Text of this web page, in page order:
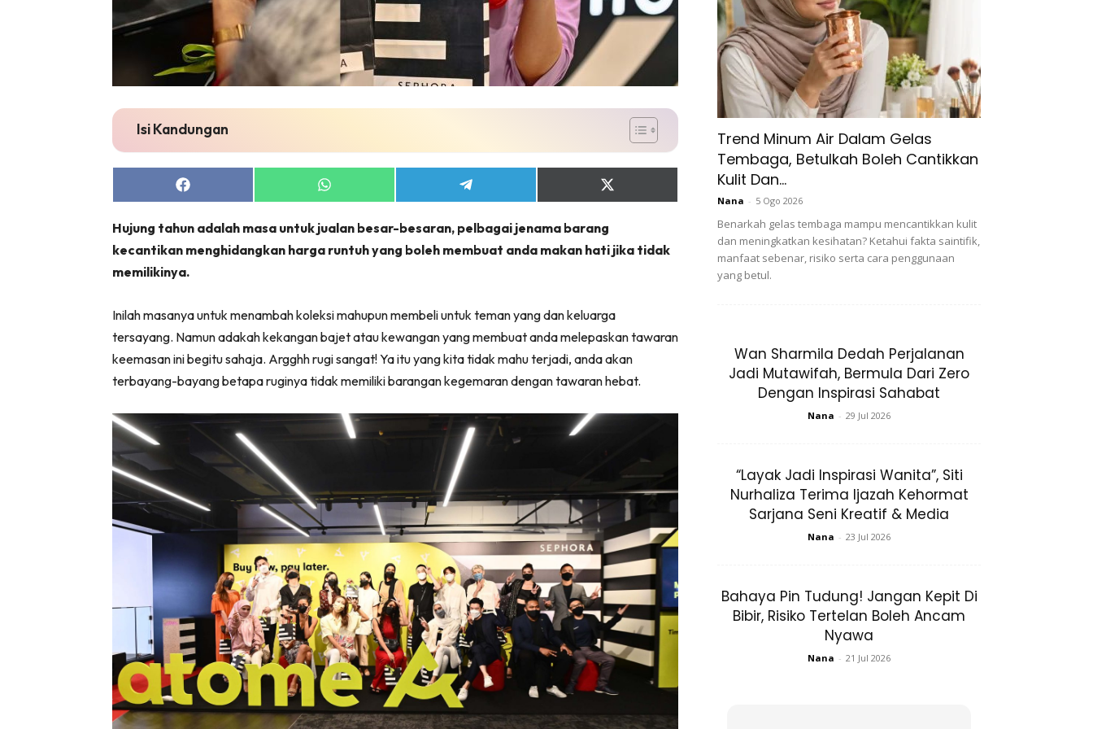
Isi Kandungan
Share
on
Share
on
Share
on
Share
on
(Twitter)
Hujung tahun adalah masa untuk jualan besar-besaran, pelbagai jenama barang
kecantikan menghidangkan harga runtuh yang boleh membuat anda makan hati jika tidak
memilikinya.
Inilah masanya untuk menambah koleksi mahupun membeli untuk teman yang dan keluarga
tersayang. Namun adakah kekangan bajet atau kewangan yang membuat anda melepaskan tawaran
keemasan ini begitu sahaja. Argghh rugi sangat! Ya itu yang kita tidak mahu terjadi, anda akan
terbayang-bayang betapa ruginya tidak memiliki barangan kegemaran dengan tawaran hebat.
Trend Minum Air Dalam Gelas
Tembaga, Betulkah Boleh Cantikkan
Kulit Dan...
Nana - 5 Ogo 2026
Benarkah gelas tembaga mampu mencantikkan kulit
dan meningkatkan kesihatan? Ketahui fakta saintifik,
manfaat sebenar, risiko serta cara penggunaan
yang betul.
Wan Sharmila Dedah Perjalanan
Jadi Mutawifah, Bermula Dari Zero
Dengan Inspirasi Sahabat
Nana - 29 Jul 2026
“Layak Jadi Inspirasi Wanita”, Siti
Nurhaliza Terima Ijazah Kehormat
Sarjana Seni Kreatif & Media
Nana - 23 Jul 2026
Bahaya Pin Tudung! Jangan Kepit Di
Bibir, Risiko Tertelan Boleh Ancam
Nyawa
Nana - 21 Jul 2026